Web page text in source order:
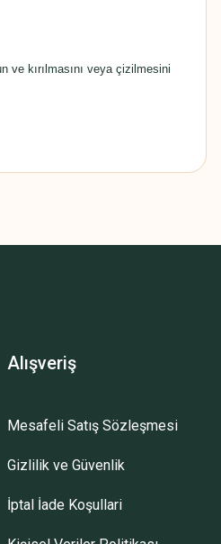
ve kırılmasını veya çizilmesini
Alışveriş
Mesafeli Satış Sözleşmesi
Gizlilik ve Güvenlik
İptal İade Koşullari